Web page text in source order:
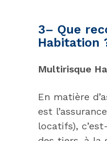
3– Que
Habitation
Multirisque
En matière
est
locatifs),